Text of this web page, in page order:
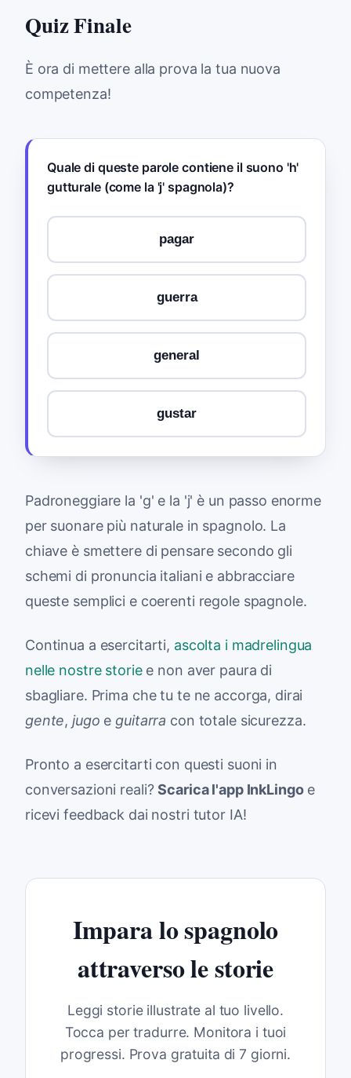
Quiz Finale
È ora di mettere alla prova la tua nuova
competenza!
Quale di queste parole contiene il suono 'h'
gutturale (come la 'j' spagnola)?
pagar
guerra
general
gustar
Padroneggiare la 'g' e la 'j' è un passo enorme
per suonare più naturale in spagnolo. La
chiave è smettere di pensare secondo gli
schemi di pronuncia italiani e abbracciare
queste semplici e coerenti regole spagnole.
Continua a esercitarti, ascolta i madrelingua
nelle nostre storiee non aver paura di
sbagliare. Prima che tu te ne accorga, dirai
gente,jugo e guitarra con totale sicurezza.
Pronto a esercitarti con questi suoni in
conversazioni reali?Scarica l'app InkLingoe
ricevi feedback dai nostri tutor IA!
Impara lo spagnolo
attraverso le storie
Leggi storie illustrate al tuo livello.
Tocca per tradurre. Monitora i tuoi
progressi. Prova gratuita di 7 giorni.